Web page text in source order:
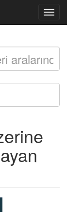
Açılır
Menü